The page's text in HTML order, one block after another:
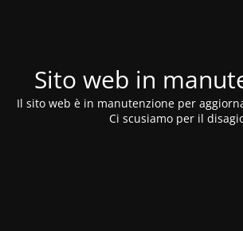
Sito web in
Il sito web è in manutenzione per
Ci scusiamo per il